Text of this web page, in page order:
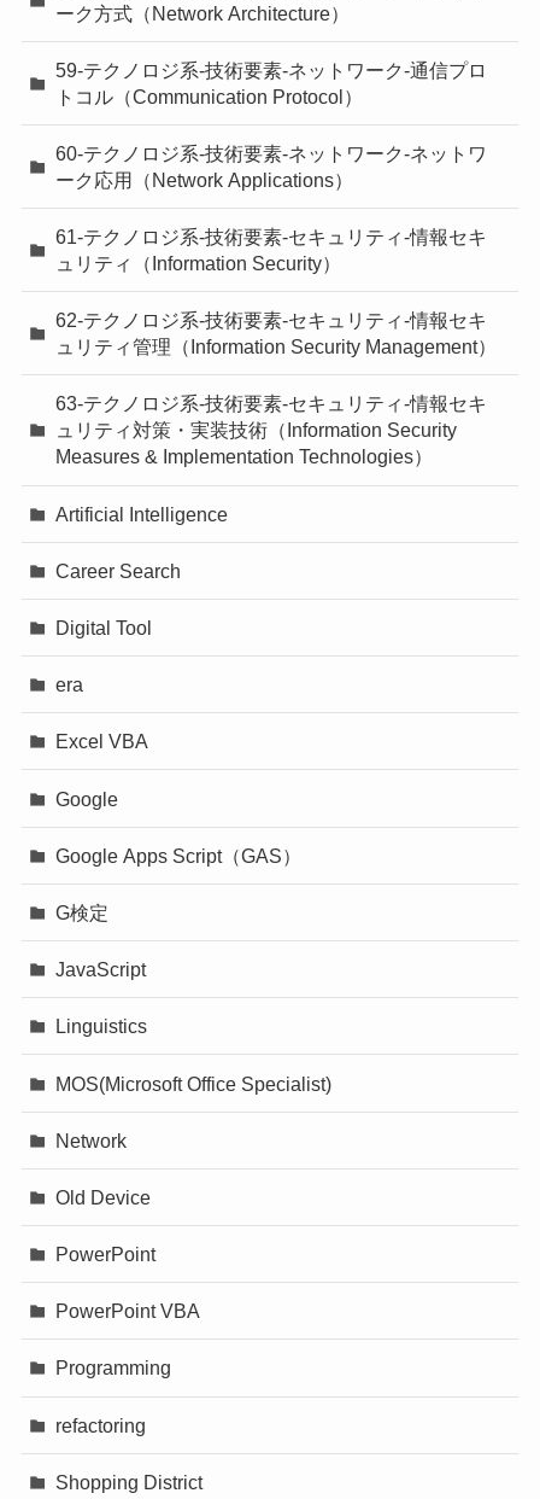
ーク方式（Network Architecture）
59-テクノロジ系-技術要素-ネットワーク-通信プロ
トコル（Communication Protocol）
60-テクノロジ系-技術要素-ネットワーク-ネットワ
ーク応用（Network Applications）
61-テクノロジ系-技術要素-セキュリティ-情報セキ
ュリティ（Information Security）
62-テクノロジ系-技術要素-セキュリティ-情報セキ
ュリティ管理（Information Security Management）
63-テクノロジ系-技術要素-セキュリティ-情報セキ
ュリティ対策・実装技術（Information Security
Measures & Implementation Technologies）
Artificial Intelligence
Career Search
Digital Tool
era
Excel VBA
Google
Google Apps Script（GAS）
G検定
JavaScript
Linguistics
MOS(Microsoft Office Specialist)
Network
Old Device
PowerPoint
PowerPoint VBA
Programming
refactoring
Shopping District